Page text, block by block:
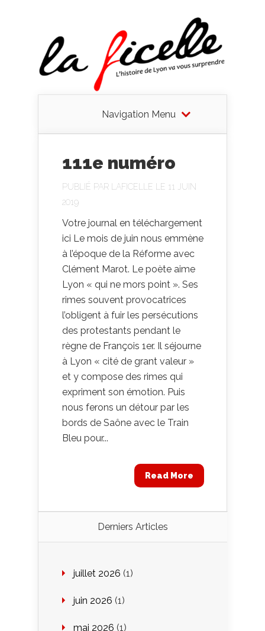
Navigation Menu
111e numéro
PUBLIÉ PAR LAFICELLE LE 11 JUIN
2019
Votre journal en téléchargement
ici Le mois de juin nous emmène
à l’époque de la Réforme avec
Clément Marot. Le poète aime
Lyon « qui ne mors point ». Ses
rimes souvent provocatrices
l’obligent à fuir les persécutions
des protestants pendant le
règne de François 1er. Il séjourne
à Lyon « cité de grant valeur »
et y compose des rimes qui
expriment son émotion. Puis
nous ferons un détour par les
bords de Saône avec le Train
Bleu pour...
Read More
Derniers Articles
juillet 2026 (1)
juin 2026 (1)
mai 2026 (1)